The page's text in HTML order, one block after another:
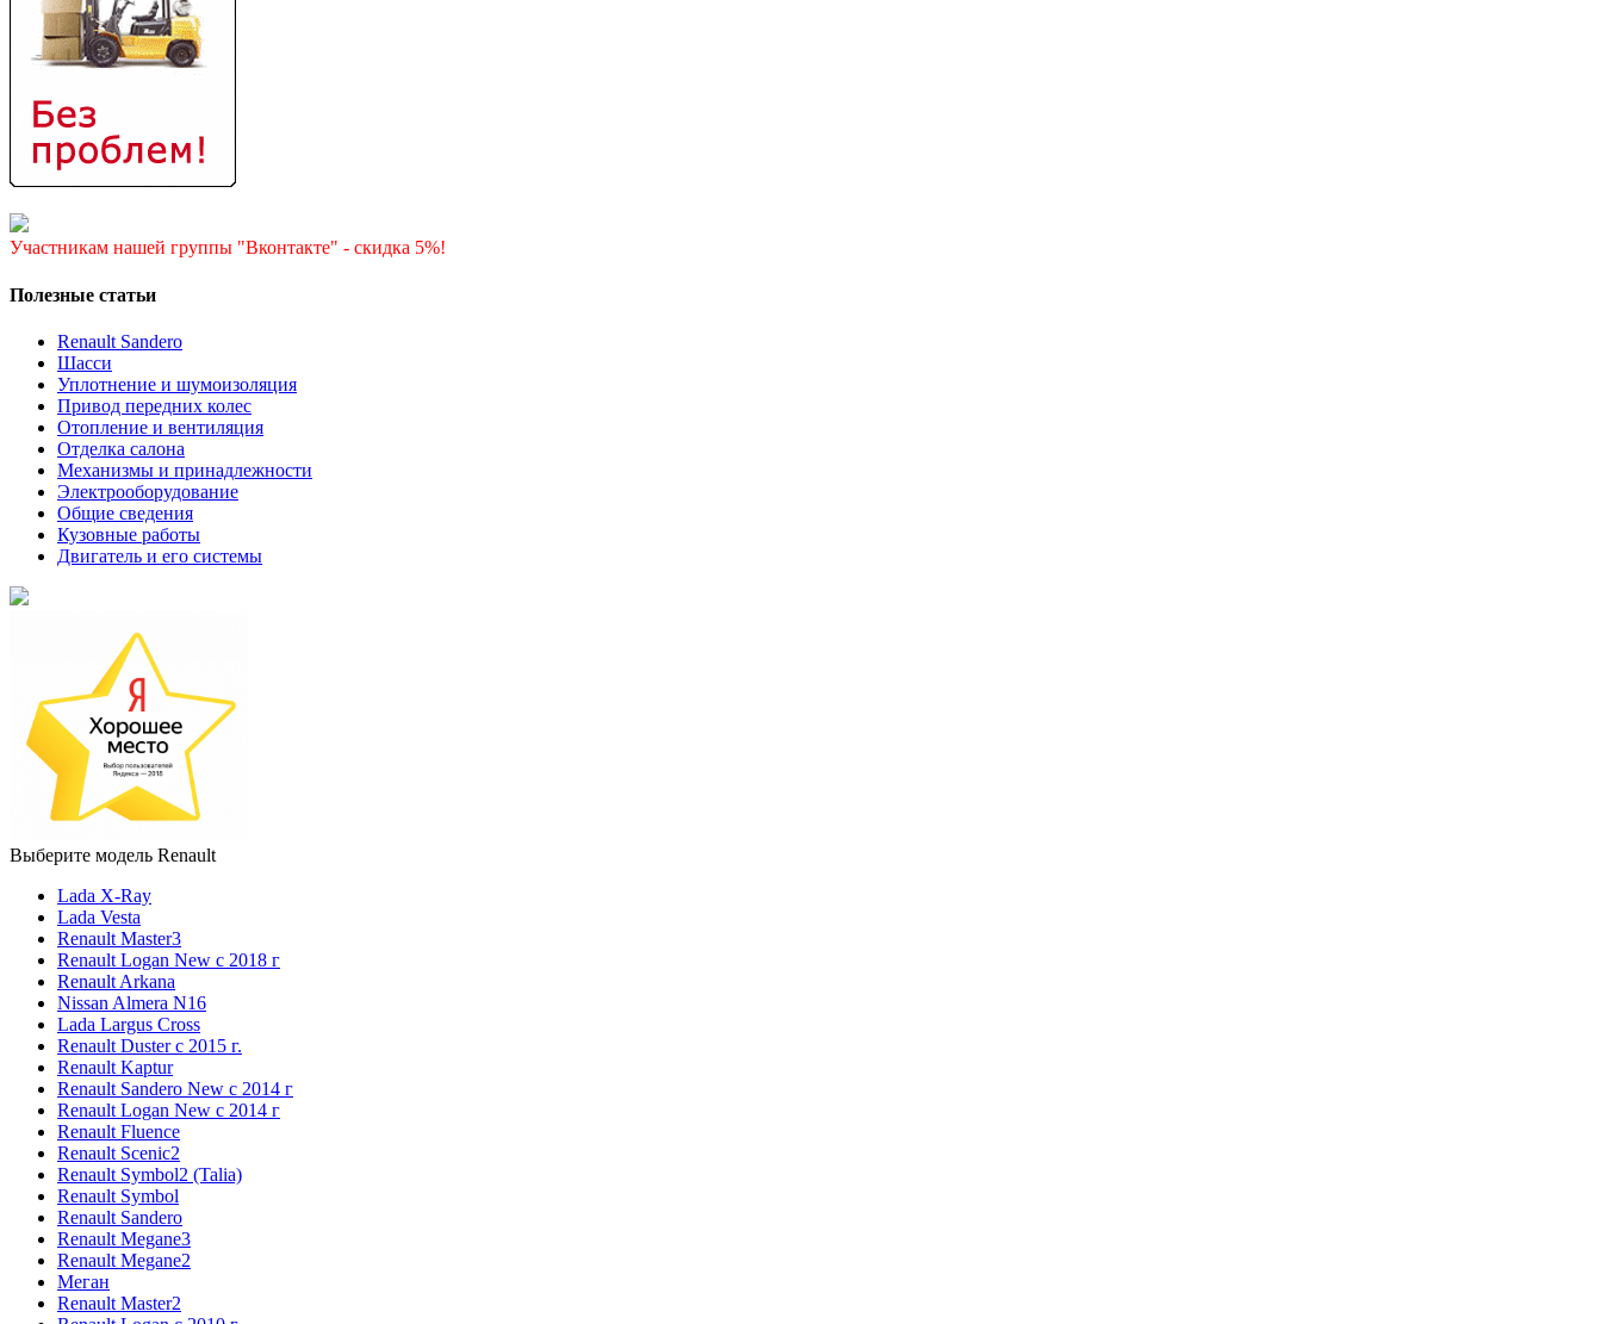
Участникам нашей группы "Вконтакте" - скидка 5%!
Полезные статьи
Renault Sandero
Шасси
Уплотнение и шумоизоляция
Привод передних колес
Отопление и вентиляция
Отделка салона
Механизмы и принадлежности
Электрооборудование
Общие сведения
Кузовные работы
Двигатель и его системы
Выберите модель Renault
Lada X-Ray
Lada Vesta
Renault Master3
Renault Logan New с 2018 г
Renault Arkana
Nissan Almera N16
Lada Largus Cross
Renault Duster с 2015 г.
Renault Kaptur
Renault Sandero New с 2014 г
Renault Logan New с 2014 г
Renault Fluence
Renault Scenic2
Renault Symbol2 (Talia)
Renault Symbol
Renault Sandero
Renault Megane3
Renault Megane2
Меган
Renault Master2